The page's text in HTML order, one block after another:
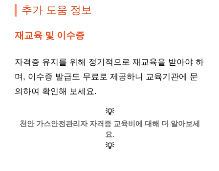
추가 도움 정보
재교육 및 이수증
자격증 유지를 위해 정기적으로 재교육을 받아야 하
며, 이수증 발급도 무료로 제공하니 교육기관에 문
의하여 확인해 보세요.
💡
천안 가스안전관리자 자격증 교육비에 대해 더 알아보세
요.
💡